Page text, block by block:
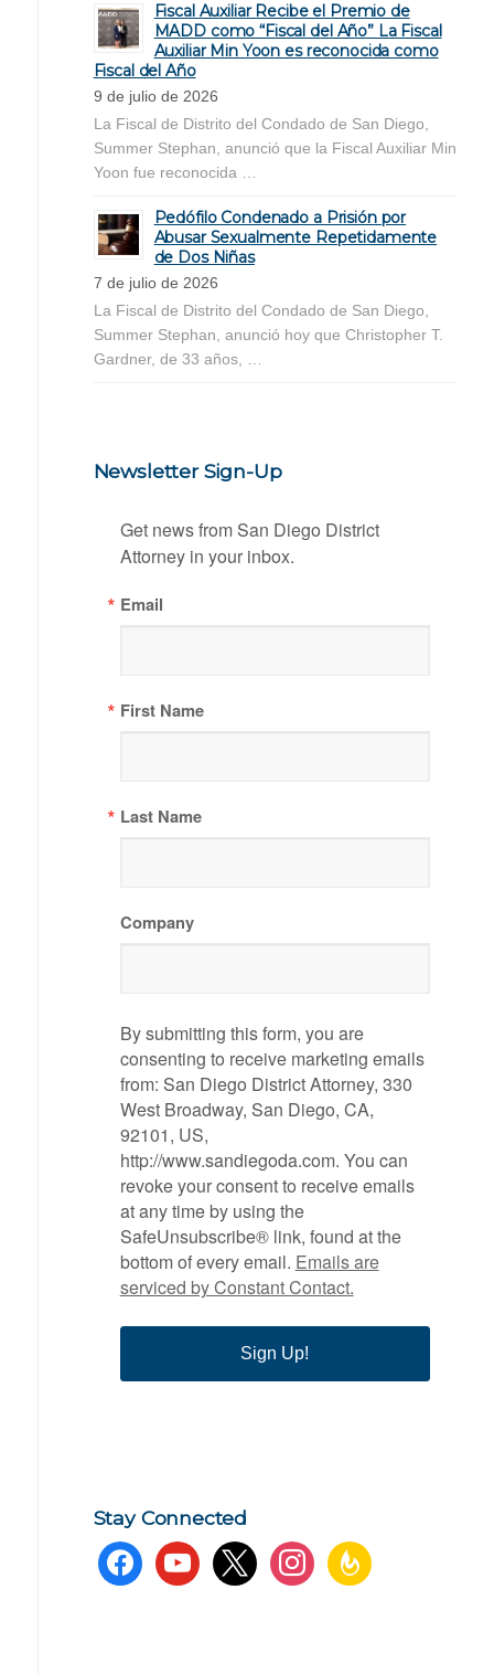
Fiscal Auxiliar Recibe el Premio de
MADD como “Fiscal del Año” La Fiscal
Auxiliar Min Yoon es reconocida como
Fiscal del Año
9 de julio de 2026
La Fiscal de Distrito del Condado de San Diego,
Summer Stephan, anunció que la Fiscal Auxiliar Min
Yoon fue reconocida …
Pedófilo Condenado a Prisión por
Abusar Sexualmente Repetidamente
de Dos Niñas
7 de julio de 2026
La Fiscal de Distrito del Condado de San Diego,
Summer Stephan, anunció hoy que Christopher T.
Gardner, de 33 años, …
Newsletter Sign-Up
Get news from San Diego District
Attorney in your inbox.
Email
First Name
Last Name
Company
By submitting this form, you are
consenting to receive marketing emails
from: San Diego District Attorney, 330
West Broadway, San Diego, CA,
92101, US,
http://www.sandiegoda.com. You can
revoke your consent to receive emails
at any time by using the
SafeUnsubscribe® link, found at the
bottom of every email. Emails are
serviced by Constant Contact.
Sign Up!
Stay Connected
facebookyoutube x instagramfeedburner